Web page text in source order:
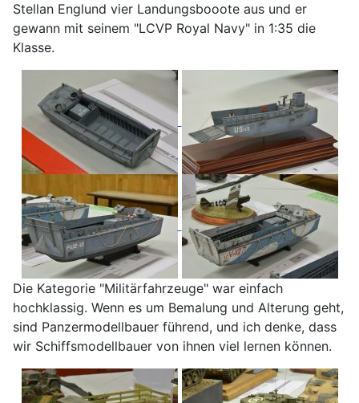
Stellan Englund vier Landungsbooote aus und er
gewann mit seinem "LCVP Royal Navy" in 1:35 die
Klasse.
Die Kategorie "Militärfahrzeuge" war einfach
hochklassig. Wenn es um Bemalung und Alterung geht,
sind Panzermodellbauer führend, und ich denke, dass
wir Schiffsmodellbauer von ihnen viel lernen können.